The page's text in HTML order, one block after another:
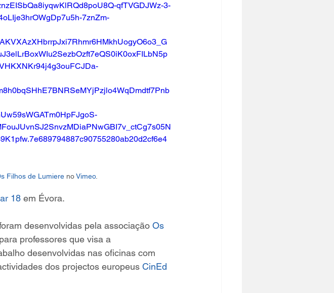
qfTVGDJWz-3-
7znZm-
Filhos de Lumiere no Vimeo.
18 em Évora.
desenvolvidas pela associação Os
para professores que visa a
desenvolvidas nas oficinas com
dos projectos europeus CinEd